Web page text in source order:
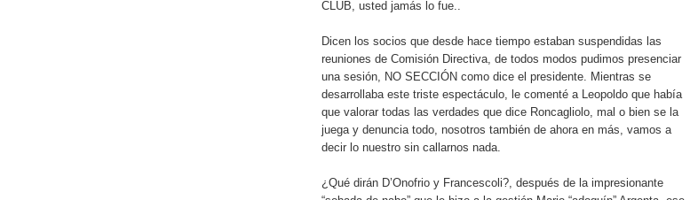
CLUB, usted jamás lo fue..
Dicen los socios que desde hace tiempo estaban suspendidas las
reuniones de Comisión Directiva, de todos modos pudimos presenciar
una sesión, NO SECCIÓN como dice el presidente. Mientras se
desarrollaba este triste espectáculo, le comenté a Leopoldo que había
que valorar todas las verdades que dice Roncagliolo, mal o bien se la
juega y denuncia todo, nosotros también de ahora en más, vamos a
decir lo nuestro sin callarnos nada.
¿Qué dirán D’Onofrio y Francescoli?, después de la impresionante